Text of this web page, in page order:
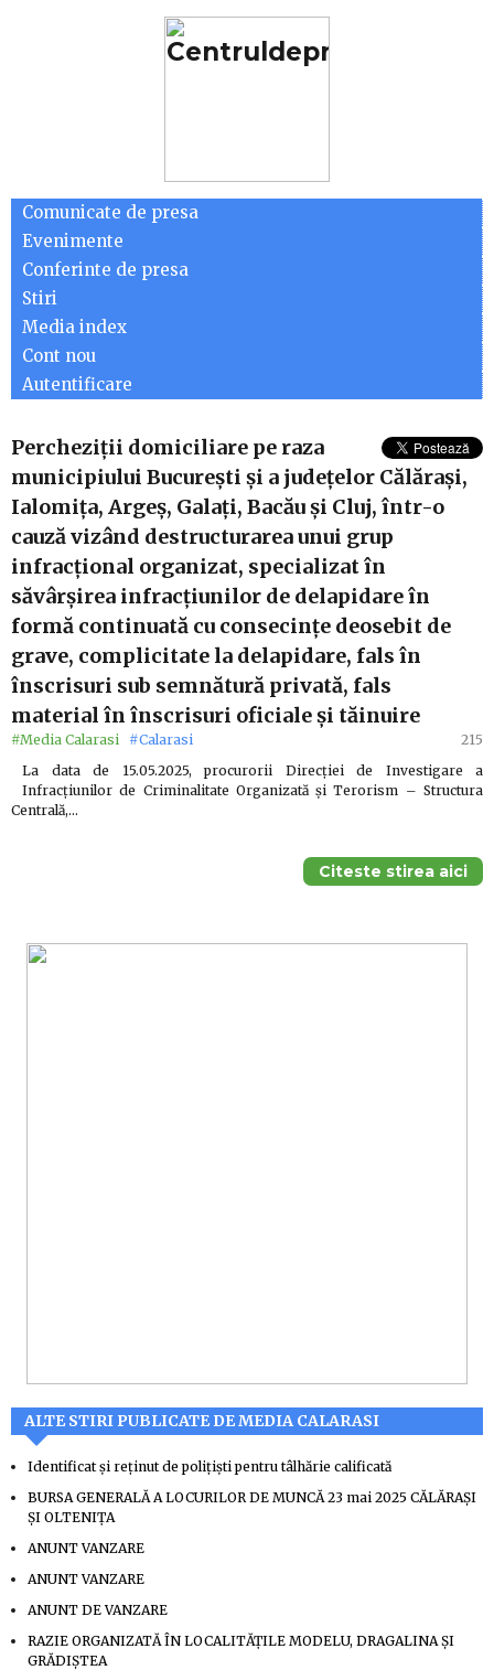
Comunicate de presa
Evenimente
Conferinte de presa
Stiri
Media index
Cont nou
Autentificare
Percheziţii domiciliare pe raza
municipiului Bucureşti și a judeţelor Călăraşi,
Ialomiţa, Argeş, Galaţi, Bacău şi Cluj, într-o
cauză vizând destructurarea unui grup
infracțional organizat, specializat în
săvârșirea infracțiunilor de delapidare în
formă continuată cu consecințe deosebit de
grave, complicitate la delapidare, fals în
înscrisuri sub semnătură privată, fals
material în înscrisuri oficiale și tăinuire
#Media Calarasi #Calarasi
215
La data de 15.05.2025, procurorii Direcției de Investigare a
Infracțiunilor de Criminalitate Organizată și Terorism – Structura
Centrală,…
Citeste stirea aici
ALTE STIRI PUBLICATE DE MEDIA CALARASI
Identificat și reținut de polițiști pentru tâlhărie calificată
BURSA GENERALĂ A LOCURILOR DE MUNCĂ 23 mai 2025 CĂLĂRAȘI
ȘI OLTENIȚA
ANUNT VANZARE
ANUNT VANZARE
ANUNT DE VANZARE
RAZIE ORGANIZATĂ ÎN LOCALITĂȚILE MODELU, DRAGALINA ȘI
GRĂDIȘTEA